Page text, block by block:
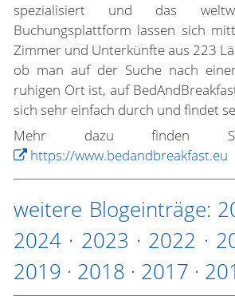
spezialisiert und das
Buchungsplattform lassen sich
Zimmer und Unterkünfte aus 223
ob man auf der Suche nach
ruhigen Ort ist, auf
sich sehr einfach durch und findet
Mehr dazu
https://www.bedandbreakfast.eu
weitere Blogeinträge:
2024 · 2023 · 2022 ·
2019 · 2018 · 2017 ·